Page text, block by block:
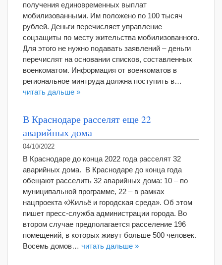
получения единовременных выплат
мобилизованными. Им положено по 100 тысяч
рублей. Деньги перечисляет управление
соцзащиты по месту жительства мобилизованного.
Для этого не нужно подавать заявлений – деньги
перечислят на основании списков, составленных
военкоматом. Информация от военкоматов в
региональное минтруда должна поступить в…
читать дальше »
В Краснодаре расселят еще 22
аварийных дома
04/10/2022
В Краснодаре до конца 2022 года расселят 32
аварийных дома. В Краснодаре до конца года
обещают расселить 32 аварийных дома: 10 – по
муниципальной программе, 22 – в рамках
нацпроекта «Жильё и городская среда». Об этом
пишет пресс-служба администрации города. Во
втором случае предполагается расселение 196
помещений, в которых живут больше 500 человек.
Восемь домов… читать дальше »